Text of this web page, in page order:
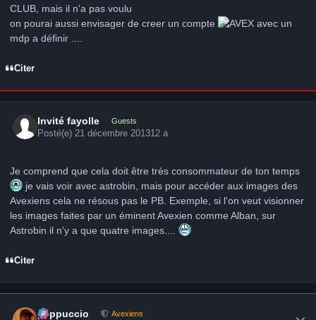
CLUB, mais il n'a pas voulu
on pourai aussi envisager de creer un compte
avec un
mdp a définir ....
Citer
Invité fayolle Guests
Posté(e)21 décembre 201312 a
Je comprend que cela doit être très consommateur de ton temps
je vais voir avec astrobin, mais pour accéder aux images des
Avexiens cela ne résous pas le PB. Exemple, si l'on veut visionner
les images faites par un éminent Avexien comme Alban, sur
Astrobin il n'y a que quatre images....
Citer
peppuccio Avexiens